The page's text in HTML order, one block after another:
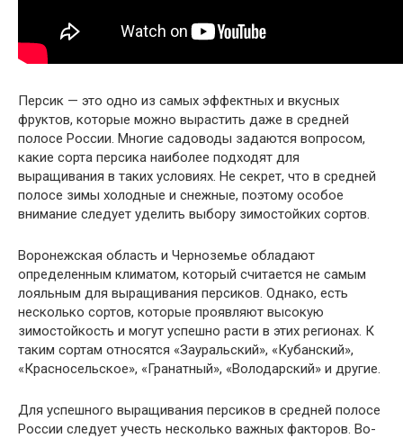
Персик — это одно из самых эффектных и вкусных
фруктов, которые можно вырастить даже в средней
полосе России. Многие садоводы задаются вопросом,
какие сорта персика наиболее подходят для
выращивания в таких условиях. Не секрет, что в средней
полосе зимы холодные и снежные, поэтому особое
внимание следует уделить выбору зимостойких сортов.
Воронежская область и Черноземье обладают
определенным климатом, который считается не самым
лояльным для выращивания персиков. Однако, есть
несколько сортов, которые проявляют высокую
зимостойкость и могут успешно расти в этих регионах. К
таким сортам относятся «Зауральский», «Кубанский»,
«Красносельское», «Гранатный», «Володарский» и другие.
Для успешного выращивания персиков в средней полосе
России следует учесть несколько важных факторов. Во-